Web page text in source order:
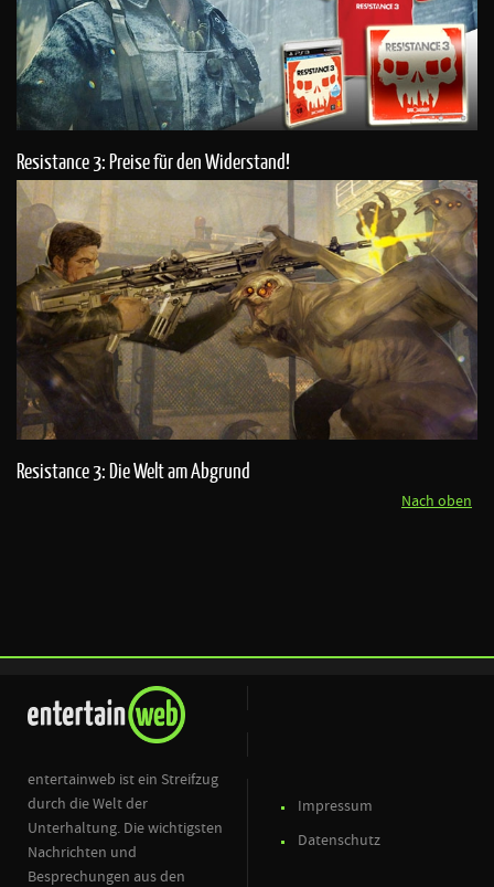
Resistance 3: Preise für den Widerstand!
Resistance 3: Die Welt am Abgrund
Nach oben
entertainweb ist ein Streifzug
durch die Welt der
Unterhaltung. Die wichtigsten
Nachrichten und
Besprechungen aus den
Impressum
Datenschutz